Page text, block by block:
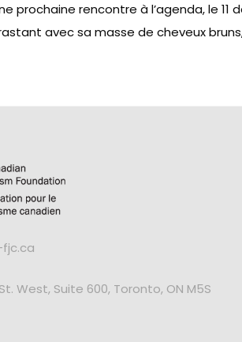
prochaine rencontre à l’agenda, le
avec sa masse de cheveux
West, Suite 600, Toronto, ON M5S